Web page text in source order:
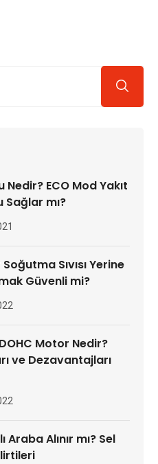
Nedir? ECO Mod Yakıt
mı?
Sıvısı Yerine
Güvenli mi?
Motor Nedir?
ve Dezavantajları
Araba Alınır mı? Sel